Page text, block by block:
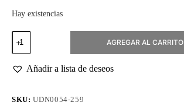
Hay existencias
Esmalte
Permanente
#259
Seeing
Red
AGREGAR AL CARRITO
Añadir a lista de deseos
SKU:UDN0054-259